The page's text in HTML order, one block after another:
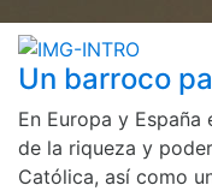
Un barroco
En Europa y
de la riqueza y
Católica, así como